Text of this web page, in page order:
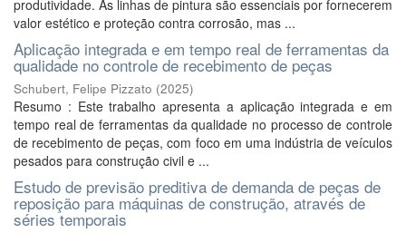
produtividade. As linhas de pintura são essenciais por fornecerem
valor estético e proteção contra corrosão, mas ...
Aplicação integrada e em tempo real de ferramentas da
qualidade no controle de recebimento de peças
Schubert, Felipe Pizzato (2025)
Resumo : Este trabalho apresenta a aplicação integrada e em
tempo real de ferramentas da qualidade no processo de controle
de recebimento de peças, com foco em uma indústria de veículos
pesados para construção civil e ...
Estudo de previsão preditiva de demanda de peças de
reposição para máquinas de construção, através de
séries temporais